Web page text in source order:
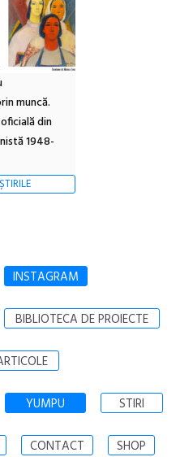
muncă.
din
1948-
INSTAGRAM
BIBLIOTECA DE PROIECTE
YUMPU STIRI
CONTACT SHOP